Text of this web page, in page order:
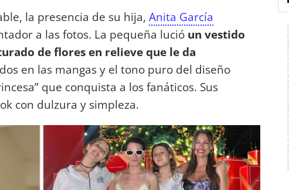
la presencia de su hija, Anita García
a las fotos. La pequeña lució un vestido
de flores en relieve que le da
en las mangas y el tono puro del diseño
que conquista a los fanáticos. Sus
con dulzura y simpleza.